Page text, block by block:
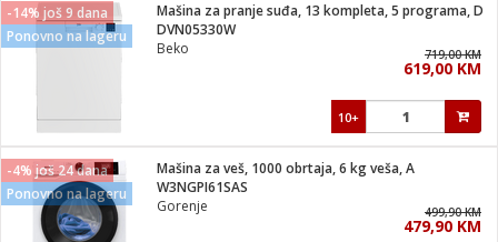
-14% još 9 dana
Ponovno na lageru
Mašina za pranje suđa, 13 kompleta, 5 programa, D
DVN05330W
Beko
719,00 KM
619,00 KM
10+
-4% još 24 dana
Ponovno na lageru
Mašina za veš, 1000 obrtaja, 6 kg veša, A
W3NGPI61SAS
Gorenje
499,90 KM
479,90 KM